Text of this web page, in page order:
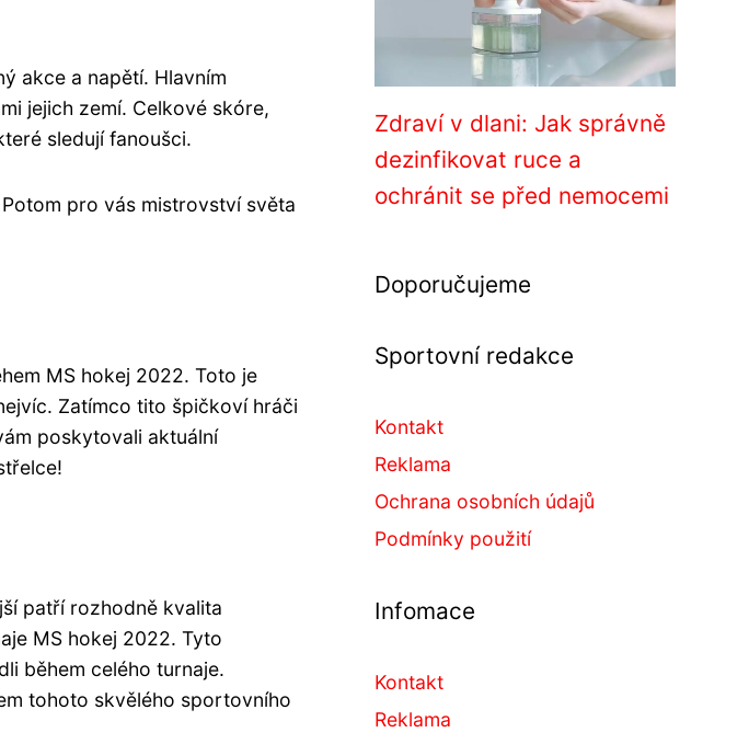
akce a napětí. Hlavním
jejich zemí. Celkové skóre,
sledují fanoušci.
pro vás mistrovství světa
MS hokej 2022. Toto je
Zatímco tito špičkoví hráči
poskytovali aktuální
patří rozhodně kvalita
MS hokej 2022. Tyto
během celého turnaje.
tohoto skvělého sportovního
Zdraví v dlani: Jak správně
dezinfikovat ruce a
ochránit se před nemocemi
Doporučujeme
Sportovní redakce
Kontakt
Reklama
Ochrana osobních údajů
Podmínky použití
Infomace
Kontakt
Reklama